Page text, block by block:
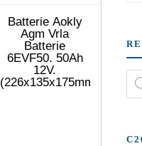
Batterie Aokly
Agm Vrla
Batterie
6EVF50. 50Ah
12V.
(226x135x175mm)